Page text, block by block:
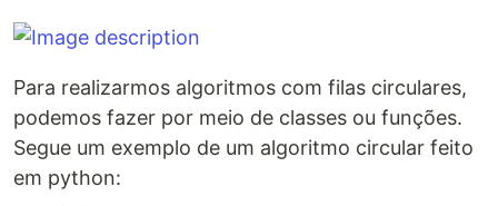
Para realizarmos algoritmos com filas circulares,
podemos fazer por meio de classes ou funções.
Segue um exemplo de um algoritmo circular feito
em python: